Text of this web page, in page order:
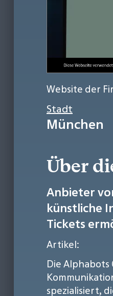
Website der
Stadt
München
Über
Anbieter
künstliche
Tickets
Artikel:
Die
spezialisiert,